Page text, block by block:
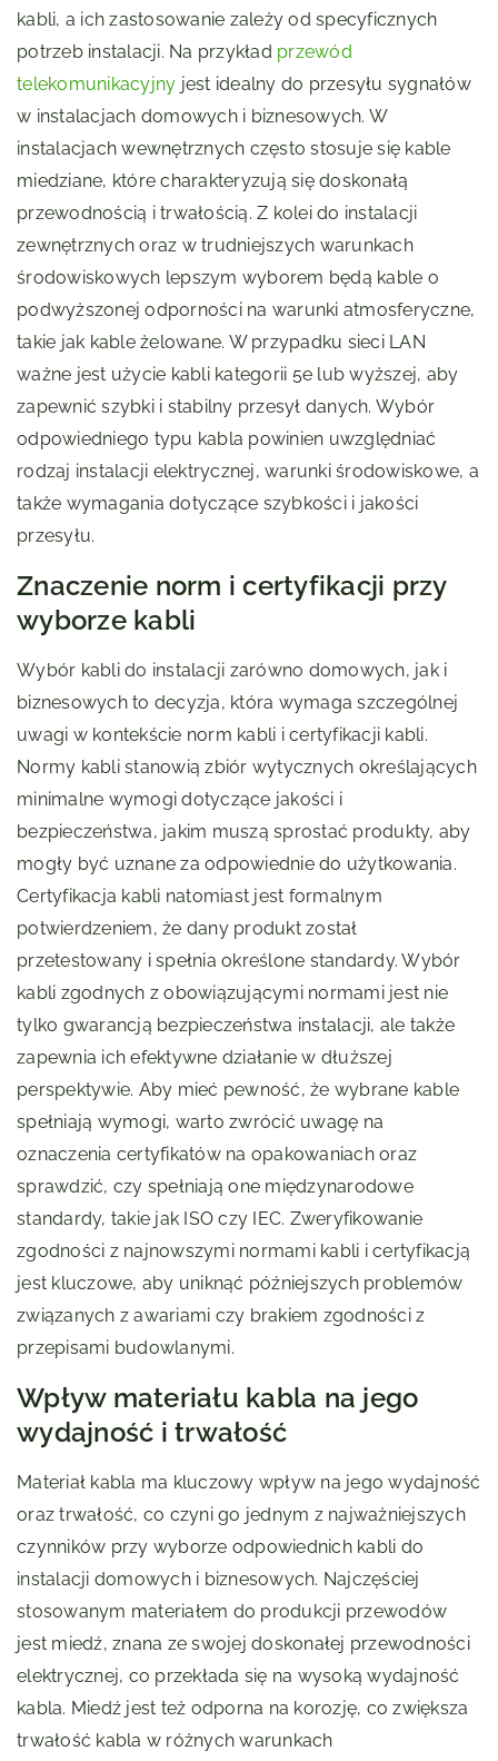
kabli, a ich zastosowanie zależy od specyficznych
potrzeb instalacji. Na przykład przewód
telekomunikacyjny jest idealny do przesyłu sygnałów
w instalacjach domowych i biznesowych. W
instalacjach wewnętrznych często stosuje się kable
miedziane, które charakteryzują się doskonałą
przewodnością i trwałością. Z kolei do instalacji
zewnętrznych oraz w trudniejszych warunkach
środowiskowych lepszym wyborem będą kable o
podwyższonej odporności na warunki atmosferyczne,
takie jak kable żelowane. W przypadku sieci LAN
ważne jest użycie kabli kategorii 5e lub wyższej, aby
zapewnić szybki i stabilny przesył danych. Wybór
odpowiedniego typu kabla powinien uwzględniać
rodzaj instalacji elektrycznej, warunki środowiskowe, a
także wymagania dotyczące szybkości i jakości
przesyłu.
Znaczenie norm i certyfikacji przy
wyborze kabli
Wybór kabli do instalacji zarówno domowych, jak i
biznesowych to decyzja, która wymaga szczególnej
uwagi w kontekście norm kabli i certyfikacji kabli.
Normy kabli stanowią zbiór wytycznych określających
minimalne wymogi dotyczące jakości i
bezpieczeństwa, jakim muszą sprostać produkty, aby
mogły być uznane za odpowiednie do użytkowania.
Certyfikacja kabli natomiast jest formalnym
potwierdzeniem, że dany produkt został
przetestowany i spełnia określone standardy. Wybór
kabli zgodnych z obowiązującymi normami jest nie
tylko gwarancją bezpieczeństwa instalacji, ale także
zapewnia ich efektywne działanie w dłuższej
perspektywie. Aby mieć pewność, że wybrane kable
spełniają wymogi, warto zwrócić uwagę na
oznaczenia certyfikatów na opakowaniach oraz
sprawdzić, czy spełniają one międzynarodowe
standardy, takie jak ISO czy IEC. Zweryfikowanie
zgodności z najnowszymi normami kabli i certyfikacją
jest kluczowe, aby uniknąć późniejszych problemów
związanych z awariami czy brakiem zgodności z
przepisami budowlanymi.
Wpływ materiału kabla na jego
wydajność i trwałość
Materiał kabla ma kluczowy wpływ na jego wydajność
oraz trwałość, co czyni go jednym z najważniejszych
czynników przy wyborze odpowiednich kabli do
instalacji domowych i biznesowych. Najczęściej
stosowanym materiałem do produkcji przewodów
jest miedź, znana ze swojej doskonałej przewodności
elektrycznej, co przekłada się na wysoką wydajność
kabla. Miedź jest też odporna na korozję, co zwiększa
trwałość kabla w różnych warunkach